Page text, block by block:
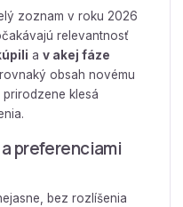
zoznam v roku 2026
relevantnosť
a v akej fáze
obsah novému
klesá
preferenciami
bez rozlíšenia